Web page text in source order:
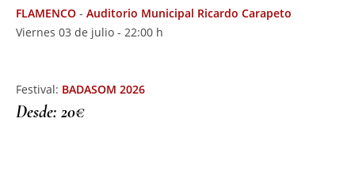
FLAMENCO - Auditorio Municipal Ricardo Carapeto
Viernes 03 de julio - 22:00 h
Festival: BADASOM 2026
Desde: 20€